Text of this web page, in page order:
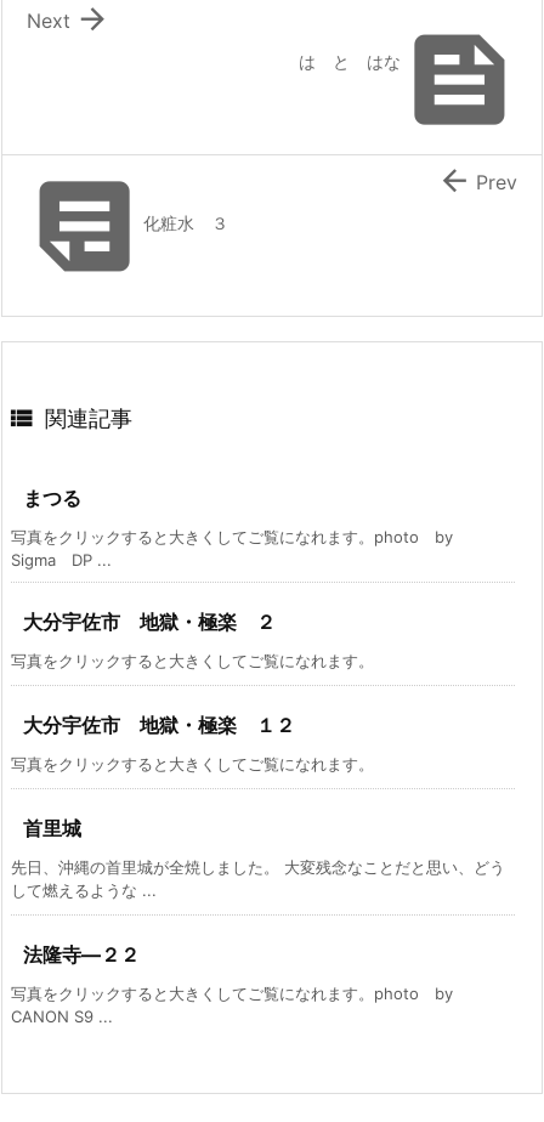

は と はな

Next
化粧水 ３
 Prev
 関連記事
まつる
写真をクリックすると大きくしてご覧になれます。photo by
Sigma DP ...
大分宇佐市 地獄・極楽 ２
写真をクリックすると大きくしてご覧になれます。
大分宇佐市 地獄・極楽 １２
写真をクリックすると大きくしてご覧になれます。
首里城
先日、沖縄の首里城が全焼しました。 大変残念なことだと思い、どう
して燃えるような ...
法隆寺―２２
写真をクリックすると大きくしてご覧になれます。photo by
CANON S9 ...